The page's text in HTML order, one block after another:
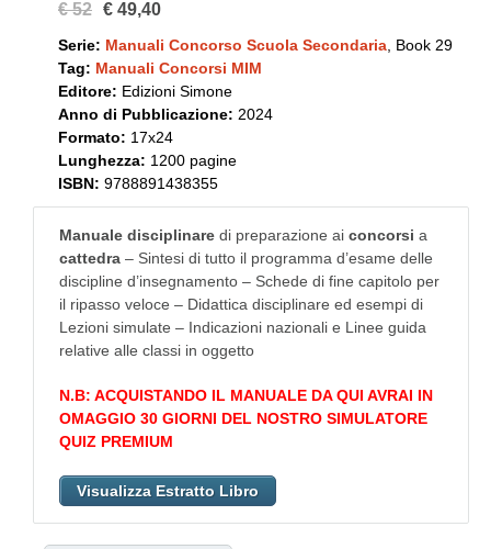
€ 52 € 49,40
Serie: Manuali Concorso Scuola Secondaria , Book 29
Tag: Manuali Concorsi MIM
Editore: Edizioni Simone
Anno di Pubblicazione: 2024
Formato: 17x24
Lunghezza: 1200 pagine
ISBN: 9788891438355
Manuale disciplinare di preparazione ai concorsi a
cattedra – Sintesi di tutto il programma d’esame delle
discipline d’insegnamento – Schede di fine capitolo per
il ripasso veloce – Didattica disciplinare ed esempi di
Lezioni simulate – Indicazioni nazionali e Linee guida
relative alle classi in oggetto
N.B: ACQUISTANDO IL MANUALE DA QUI AVRAI IN
OMAGGIO 30 GIORNI DEL NOSTRO SIMULATORE
QUIZ PREMIUM
Visualizza Estratto Libro